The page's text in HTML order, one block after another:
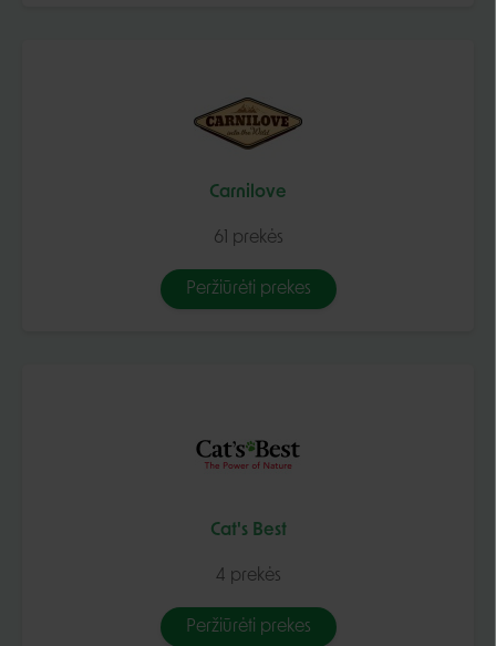
Carnilove
61 prekės
Peržiūrėti prekes
Cat's Best
4 prekės
Peržiūrėti prekes